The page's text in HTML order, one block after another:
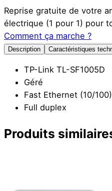
Reprise gratuite de votre
électrique (1 pour 1) pour
Comment ça marche ?
Description Caractéristiques
TP-Link TL-SF1005D
Géré
Fast Ethernet (10/100)
Full duplex
Produits